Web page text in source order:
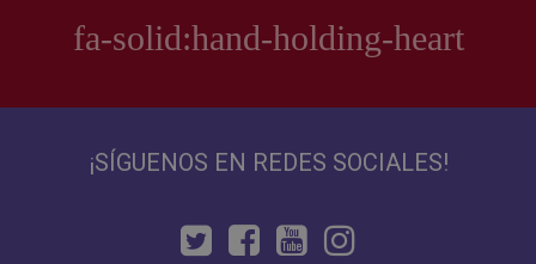
¡SÍGUENOS EN REDES SOCIALES!